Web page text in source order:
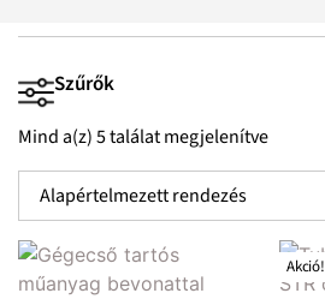
Szűrők
Mind a(z) 5 találat megjelenítve
Akció!